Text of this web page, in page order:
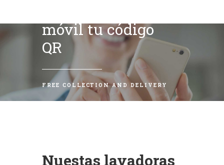
móvil tu código
QR
FREE COLLECTION AND DELIVERY
Nuestas lavadoras